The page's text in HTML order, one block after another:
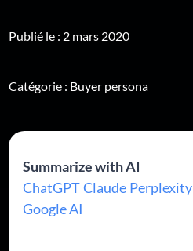
Publié le : 2 mars 2020
Catégorie : Buyer persona
Summarize with AI
ChatGPTClaude Perplexity
Google AI